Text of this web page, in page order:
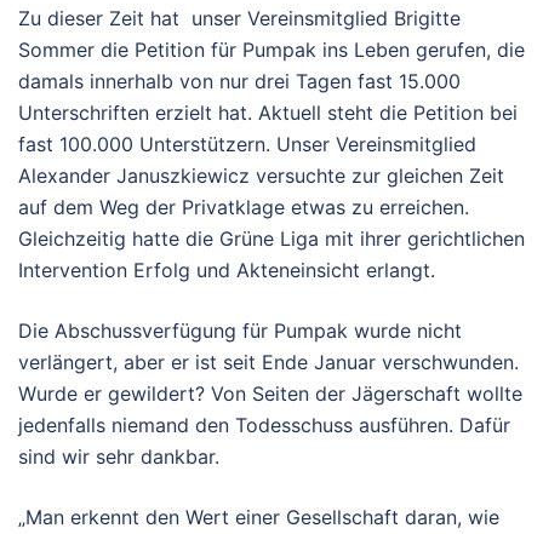
Zu dieser Zeit hat unser Vereinsmitglied Brigitte
Sommer die Petition für Pumpak ins Leben gerufen, die
damals innerhalb von nur drei Tagen fast 15.000
Unterschriften erzielt hat. Aktuell steht die Petition bei
fast 100.000 Unterstützern. Unser Vereinsmitglied
Alexander Januszkiewicz versuchte zur gleichen Zeit
auf dem Weg der Privatklage etwas zu erreichen.
Gleichzeitig hatte die Grüne Liga mit ihrer gerichtlichen
Intervention Erfolg und Akteneinsicht erlangt.
Die Abschussverfügung für Pumpak wurde nicht
verlängert, aber er ist seit Ende Januar verschwunden.
Wurde er gewildert? Von Seiten der Jägerschaft wollte
jedenfalls niemand den Todesschuss ausführen. Dafür
sind wir sehr dankbar.
„Man erkennt den Wert einer Gesellschaft daran, wie